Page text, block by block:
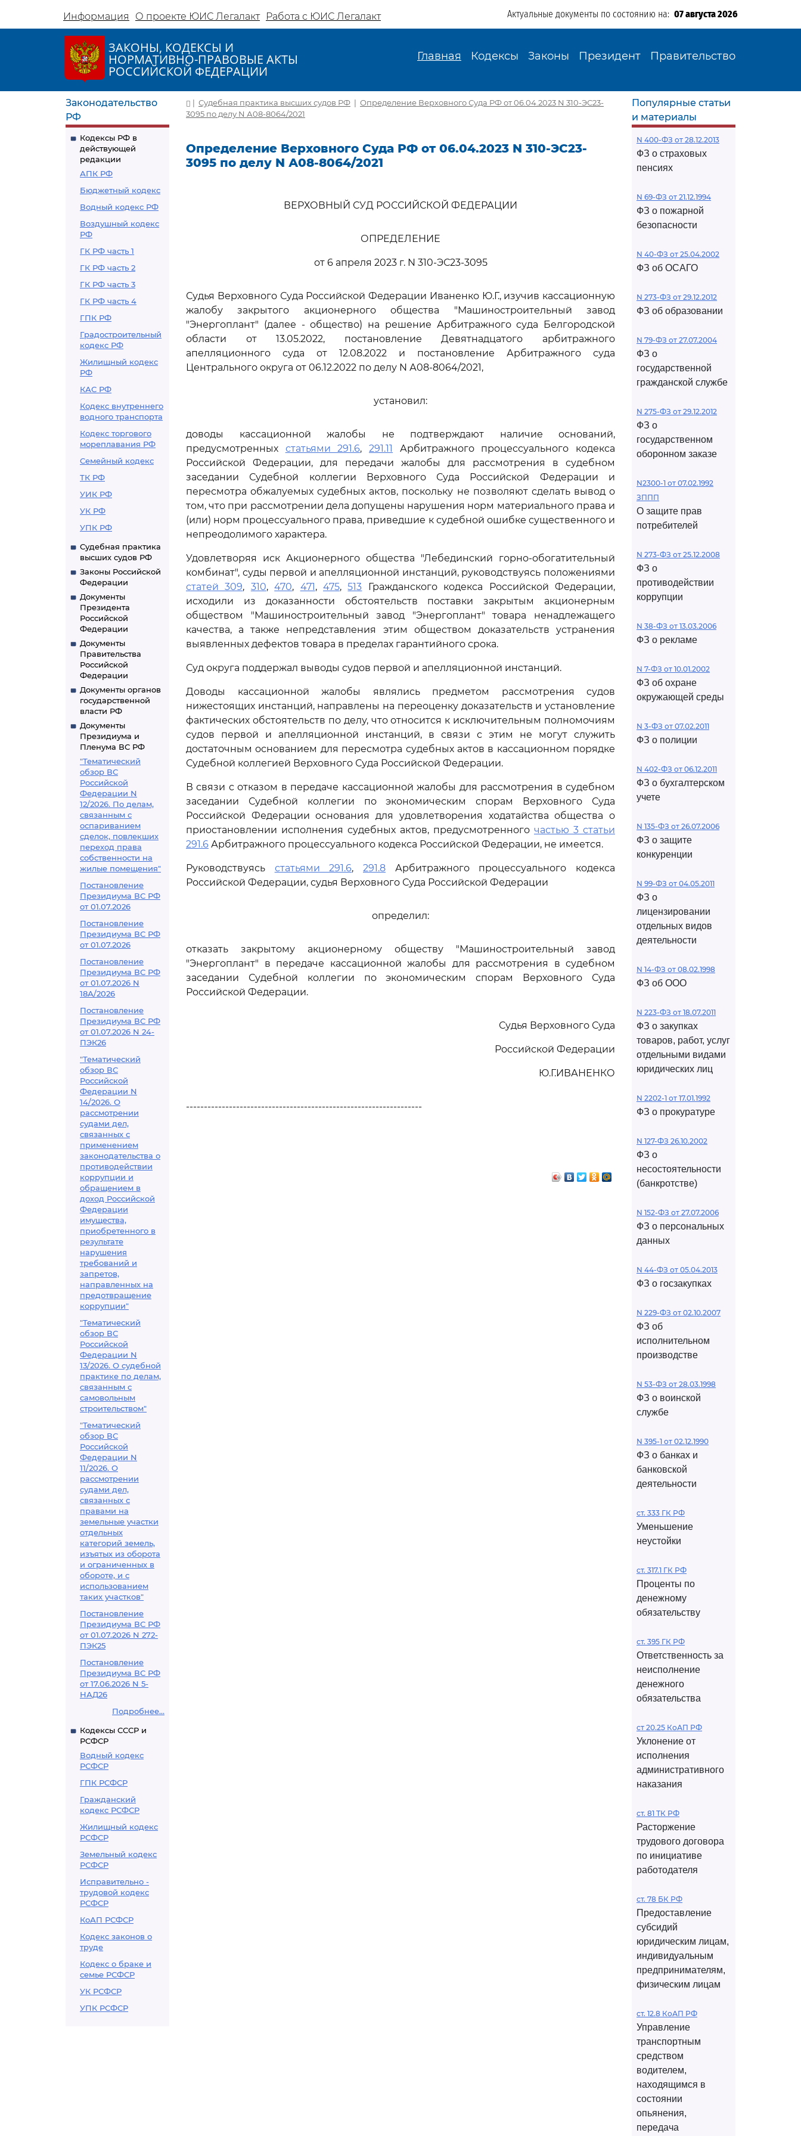
Информация О проекте ЮИС Легалакт Работа с ЮИС Легалакт Актуальные документы по состоянию на: 07 августа 2026
ЗАКОНЫ, КОДЕКСЫ И
НОРМАТИВНО-ПРАВОВЫЕ АКТЫ
РОССИЙСКОЙ ФЕДЕРАЦИИ
Главная Кодексы Законы Президент Правительство
Законодательство
РФ
Кодексы РФ в
действующей
редакции
АПК РФ
Бюджетный кодекс
Водный кодекс РФ
Воздушный кодекс
РФ
ГК РФ часть 1
ГК РФ часть 2
ГК РФ часть 3
ГК РФ часть 4
ГПК РФ
Градостроительный
кодекс РФ
Жилищный кодекс
РФ
КАС РФ
Кодекс внутреннего
водного транспорта
Кодекс торгового
мореплавания РФ
Семейный кодекс
ТК РФ
УИК РФ
УК РФ
УПК РФ
Судебная практика
высших судов РФ
Законы Российской
Федерации
Документы
Президента
Российской
Федерации
Документы
Правительства
Российской
Федерации
Документы органов
государственной
власти РФ
Документы
Президиума и
Пленума ВС РФ
"Тематический
обзор ВС
Российской
Федерации N
12/2026. По делам,
связанным с
оспариванием
сделок, повлекших
переход права
собственности на
жилые помещения"
Постановление
Президиума ВС РФ
от 01.07.2026
Постановление
Президиума ВС РФ
от 01.07.2026
Постановление
Президиума ВС РФ
от 01.07.2026 N
18А/2026
Постановление
Президиума ВС РФ
от 01.07.2026 N 24-
ПЭК26
"Тематический
обзор ВС
Российской
Федерации N
14/2026. О
рассмотрении
судами дел,
связанных с
применением
законодательства о
противодействии
коррупции и
обращением в
доход Российской
Федерации
имущества,
приобретенного в
результате
нарушения
требований и
запретов,
направленных на
предотвращение
коррупции"
"Тематический
обзор ВС
Российской
Федерации N
13/2026. О судебной
практике по делам,
связанным с
самовольным
строительством"
"Тематический
обзор ВС
Российской
Федерации N
11/2026. О
рассмотрении
судами дел,
связанных с
правами на
земельные участки
отдельных
категорий земель,
изъятых из оборота
и ограниченных в
обороте, и с
использованием
таких участков"
Постановление
Президиума ВС РФ
от 01.07.2026 N 272-
ПЭК25
Постановление
Президиума ВС РФ
от 17.06.2026 N 5-
НАД26
Подробнее...
Кодексы СССР и
РСФСР
Водный кодекс
РСФСР
ГПК РСФСР
Гражданский
кодекс РСФСР
Жилищный кодекс
РСФСР
Земельный кодекс
РСФСР
Исправительно -
трудовой кодекс
РСФСР
КоАП РСФСР
Кодекс законов о
труде
Кодекс о браке и
семье РСФСР
УК РСФСР
УПК РСФСР
| Судебная практика высших судов РФ | Определение Верховного Суда РФ от 06.04.2023 N 310-ЭС23-
3095 по делу N А08-8064/2021
Определение Верховного Суда РФ от 06.04.2023 N 310-ЭС23-
3095 по делу N А08-8064/2021
ВЕРХОВНЫЙ СУД РОССИЙСКОЙ ФЕДЕРАЦИИ
ОПРЕДЕЛЕНИЕ
от 6 апреля 2023 г. N 310-ЭС23-3095
Судья Верховного Суда Российской Федерации Иваненко Ю.Г., изучив кассационную
жалобу закрытого акционерного общества "Машиностроительный завод
"Энергоплант" (далее - общество) на решение Арбитражного суда Белгородской
области от 13.05.2022, постановление Девятнадцатого арбитражного
апелляционного суда от 12.08.2022 и постановление Арбитражного суда
Центрального округа от 06.12.2022 по делу N А08-8064/2021,
установил:
доводы кассационной жалобы не подтверждают наличие оснований,
предусмотренных статьями 291.6,291.11
Арбитражного процессуального кодекса
Российской Федерации, для передачи жалобы для рассмотрения в судебном
заседании Судебной коллегии Верховного Суда Российской Федерации и
пересмотра обжалуемых судебных актов, поскольку не позволяют сделать вывод о
том, что при рассмотрении дела допущены нарушения норм материального права и
(или) норм процессуального права, приведшие к судебной ошибке существенного и
непреодолимого характера.
Удовлетворяя иск Акционерного общества "Лебединский горно-обогатительный
комбинат", суды первой и апелляционной инстанций, руководствуясь положениями
статей 309, 310,470, 471,475,513 Гражданского кодекса Российской Федерации,
исходили из доказанности обстоятельств поставки закрытым акционерным
обществом "Машиностроительный завод "Энергоплант" товара ненадлежащего
качества, а также непредставления этим обществом доказательств устранения
выявленных дефектов товара в пределах гарантийного срока.
Суд округа поддержал выводы судов первой и апелляционной инстанций.
Доводы кассационной жалобы являлись предметом рассмотрения судов
нижестоящих инстанций, направлены на переоценку доказательств и установление
фактических обстоятельств по делу, что относится к исключительным полномочиям
судов первой и апелляционной инстанций, в связи с этим не могут служить
достаточным основанием для пересмотра судебных актов в кассационном порядке
Судебной коллегией Верховного Суда Российской Федерации.
В связи с отказом в передаче кассационной жалобы для рассмотрения в судебном
заседании Судебной коллегии по экономическим спорам Верховного Суда
Российской Федерации основания для удовлетворения ходатайства общества о
приостановлении исполнения судебных актов, предусмотренного частью 3 статьи
291.6 Арбитражного процессуального кодекса Российской Федерации, не имеется.
Руководствуясь статьями 291.6,291.8 Арбитражного процессуального кодекса
Российской Федерации, судья Верховного Суда Российской Федерации
определил:
отказать закрытому акционерному обществу "Машиностроительный завод
"Энергоплант" в передаче кассационной жалобы для рассмотрения в судебном
заседании Судебной коллегии по экономическим спорам Верховного Суда
Российской Федерации.
Судья Верховного Суда
Российской Федерации
Ю.Г.ИВАНЕНКО
------------------------------------------------------------------
Популярные статьи
и материалы
N 400-ФЗ от 28.12.2013
ФЗ о страховых
пенсиях
N 69-ФЗ от 21.12.1994
ФЗ о пожарной
безопасности
N 40-ФЗ от 25.04.2002
ФЗ об ОСАГО
N 273-ФЗ от 29.12.2012
ФЗ об образовании
N 79-ФЗ от 27.07.2004
ФЗ о
государственной
гражданской службе
N 275-ФЗ от 29.12.2012
ФЗ о
государственном
оборонном заказе
N2300-1 от 07.02.1992
ЗППП
О защите прав
потребителей
N 273-ФЗ от 25.12.2008
ФЗ о
противодействии
коррупции
N 38-ФЗ от 13.03.2006
ФЗ о рекламе
N 7-ФЗ от 10.01.2002
ФЗ об охране
окружающей среды
N 3-ФЗ от 07.02.2011
ФЗ о полиции
N 402-ФЗ от 06.12.2011
ФЗ о бухгалтерском
учете
N 135-ФЗ от 26.07.2006
ФЗ о защите
конкуренции
N 99-ФЗ от 04.05.2011
ФЗ о
лицензировании
отдельных видов
деятельности
N 14-ФЗ от 08.02.1998
ФЗ об ООО
N 223-ФЗ от 18.07.2011
ФЗ о закупках
товаров, работ, услуг
отдельными видами
юридических лиц
N 2202-1 от 17.01.1992
ФЗ о прокуратуре
N 127-ФЗ 26.10.2002
ФЗ о
несостоятельности
(банкротстве)
N 152-ФЗ от 27.07.2006
ФЗ о персональных
данных
N 44-ФЗ от 05.04.2013
ФЗ о госзакупках
N 229-ФЗ от 02.10.2007
ФЗ об
исполнительном
производстве
N 53-ФЗ от 28.03.1998
ФЗ о воинской
службе
N 395-1 от 02.12.1990
ФЗ о банках и
банковской
деятельности
ст. 333 ГК РФ
Уменьшение
неустойки
ст. 317.1 ГК РФ
Проценты по
денежному
обязательству
ст. 395 ГК РФ
Ответственность за
неисполнение
денежного
обязательства
ст 20.25 КоАП РФ
Уклонение от
исполнения
административного
наказания
ст. 81 ТК РФ
Расторжение
трудового договора
по инициативе
работодателя
ст. 78 БК РФ
Предоставление
субсидий
юридическим лицам,
индивидуальным
предпринимателям,
физическим лицам
ст. 12.8 КоАП РФ
Управление
транспортным
средством
водителем,
находящимся в
состоянии
опьянения,
передача